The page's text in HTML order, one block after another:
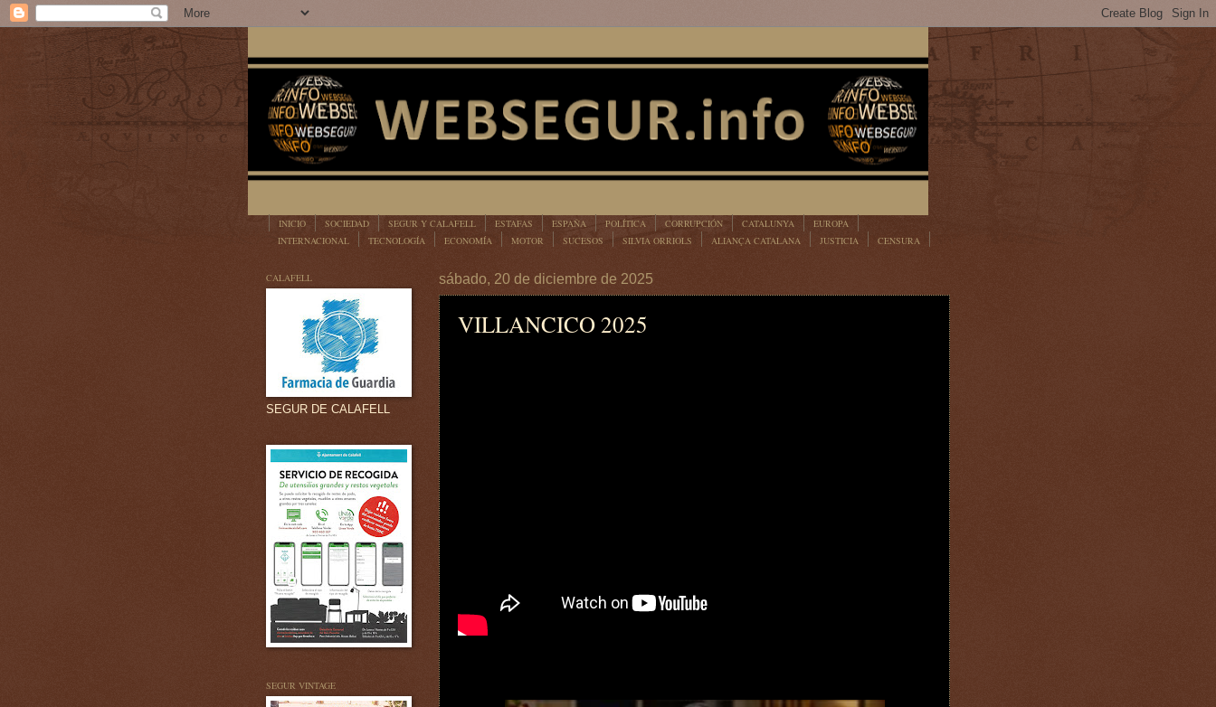
INICIO SOCIEDAD SEGUR Y CALAFELL ESTAFAS ESPAÑA POLÍTICA CORRUPCIÓN CATALUNYA
EUROPA
INTERNACIONAL
TECNOLOGÍA ECONOMÍA MOTOR SUCESOS SILVIA ORRIOLS ALIANÇA CATALANA JUSTICIA
CENSURA
sábado, 20 de diciembre de 2025
VILLANCICO 2025
CALAFELL
SEGUR DE CALAFELL
SEGUR VINTAGE